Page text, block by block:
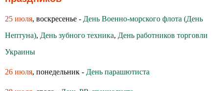
25 июля, воскресенье - День Военно-морского флота (День
Нептуна), День зубного техника, День работников торговли
Украины
26 июля, понедельник - День парашютиста